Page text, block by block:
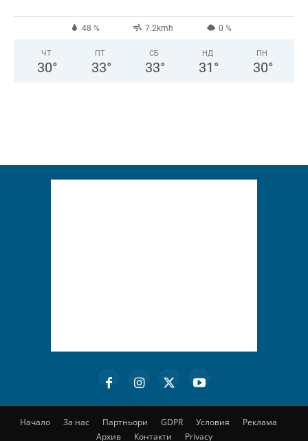
48 % 7.2kmh 0 %
ЧТ
30°
ПТ
33°
СБ
33°
НД
31 °
ПН
30°
Начало За нас Партньори GDPR Условия
Реклама
Архив
Контакти Privacy